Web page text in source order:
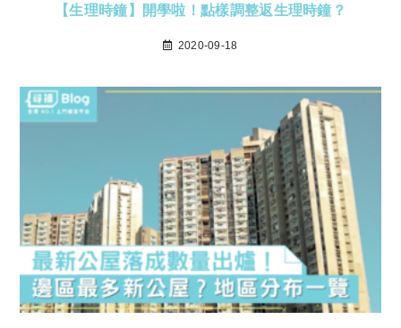
【生理時鐘】開學啦！點樣調整返生理時鐘？
2020-09-18